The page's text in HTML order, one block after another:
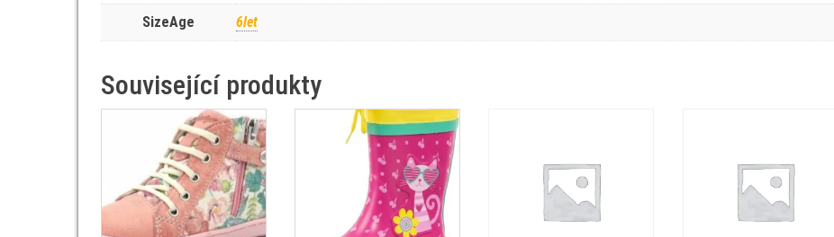
SizeAge 6let
Související produkty